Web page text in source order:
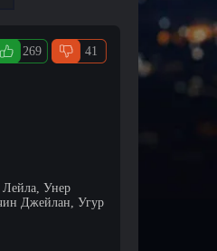
269 41
Унер
Джейлан, Угур